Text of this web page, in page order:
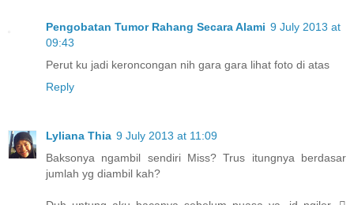
Pengobatan Tumor Rahang Secara Alami 9 July 2013 at
09:43
Perut ku jadi keroncongan nih gara gara lihat foto di atas
Reply
Lyliana Thia 9 July 2013 at 11:09
Baksonya ngambil sendiri Miss? Trus itungnya berdasar
jumlah yg diambil kah?